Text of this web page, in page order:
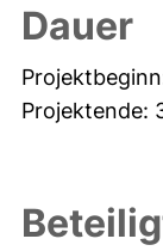
Dauer
Projektende: